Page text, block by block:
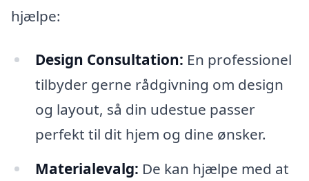
hjælpe:
Design Consultation: En professionel
tilbyder gerne rådgivning om design
og layout, så din udestue passer
perfekt til dit hjem og dine ønsker.
Materialevalg: De kan hjælpe med at